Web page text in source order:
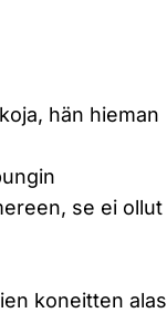
hän hieman
se ei ollut
koneitten alas